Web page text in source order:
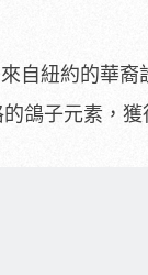
自紐約的華
鴿子元素，